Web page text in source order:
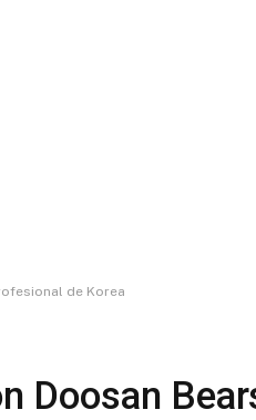
de Korea
Doosan